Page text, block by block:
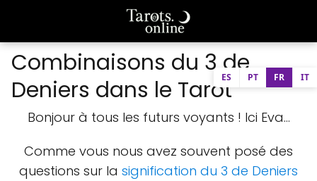
Combinaisons du 3 de
Deniers dans le Tarot
Bonjour à tous les futurs voyants ! Ici Eva...
Comme vous nous avez souvent posé des
questions sur la signification du 3 de Deniers
ES PT FR IT